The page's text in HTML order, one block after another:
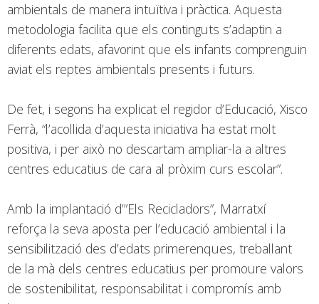
ambientals de manera intuïtiva i pràctica. Aquesta
metodologia facilita que els continguts s’adaptin a
diferents edats, afavorint que els infants comprenguin
aviat els reptes ambientals presents i futurs.
De fet, i segons ha explicat el regidor d’Educació, Xisco
Ferrà, “l’acollida d’aquesta iniciativa ha estat molt
positiva, i per això no descartam ampliar-la a altres
centres educatius de cara al pròxim curs escolar”.
Amb la implantació d’”Els Recicladors”, Marratxí
reforça la seva aposta per l’educació ambiental i la
sensibilització des d’edats primerenques, treballant
de la mà dels centres educatius per promoure valors
de sostenibilitat, responsabilitat i compromís amb